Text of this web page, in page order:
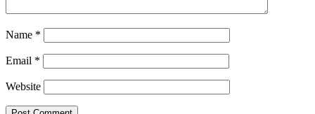
Name *
Email *
Website